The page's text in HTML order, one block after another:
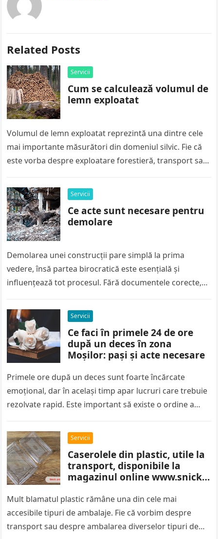
Related Posts
Servicii
Cum se calculează volumul de
lemn exploatat
Volumul de lemn exploatat reprezintă una dintre cele
mai importante măsurători din domeniul silvic. Fie că
este vorba despre exploatare forestieră, transport sau
Servicii
Ce acte sunt necesare pentru
demolare
Demolarea unei construcții pare simplă la prima
vedere, însă partea birocratică este esențială și
influențează tot procesul. Fără documentele corecte,
Servicii
Ce faci în primele 24 de ore
după un deces în zona
Moșilor: pași și acte necesare
Primele ore după un deces sunt foarte încărcate
emoțional, dar în același timp apar lucruri care trebuie
rezolvate rapid. Este important să existe o ordine a
Servicii
Caserolele din plastic, utile la
transport, disponibile la
magazinul online www.snick-
Mult blamatul plastic rămâne una din cele mai
accesibile tipuri de ambalaje. Fie că vorbim despre
transport sau despre ambalarea diverselor tipuri de